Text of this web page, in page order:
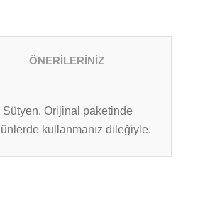
ÖNERİLERİNİZ
Orijinal paketinde
kullanmanız dileğiyle.